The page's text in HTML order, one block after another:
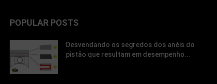
POPULAR POSTS
Desvendando os segredos dos anéis do
pistão que resultam em desempenho...